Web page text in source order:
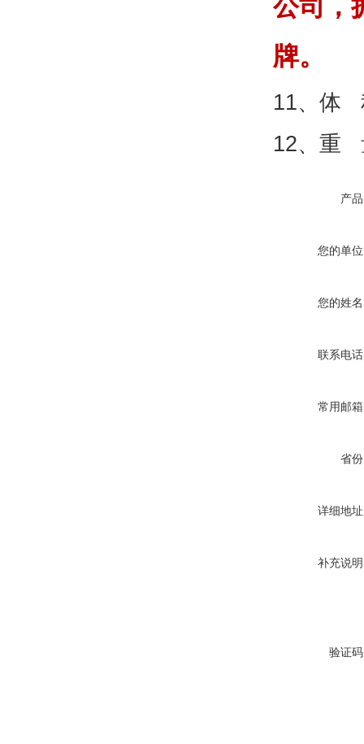
公司，
牌。
11、体
12、重
产
您的单
您的姓
联系电
常用邮
省
详细地
补充说
验证